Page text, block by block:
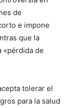
de
e impone
que la
«pérdida de
tolerar el
para la salud